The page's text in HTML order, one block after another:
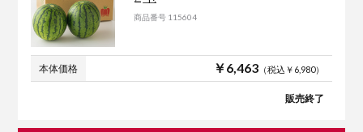
商品番号 115604
本体価格 ￥6,463（税込￥6,980）
販売終了